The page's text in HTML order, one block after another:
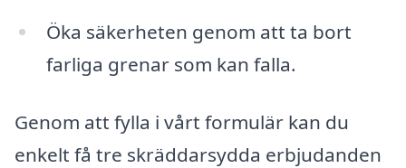
Öka säkerheten genom att ta bort
farliga grenar som kan falla.
Genom att fylla i vårt formulär kan du
enkelt få tre skräddarsydda erbjudanden